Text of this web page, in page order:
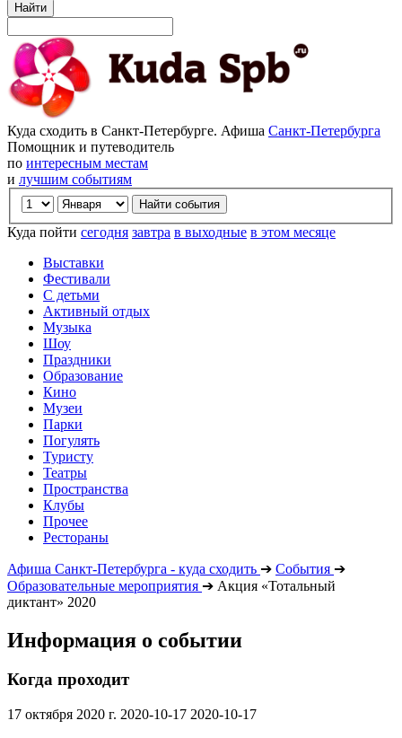
Найти
Куда сходить в Санкт-Петербурге. Афиша Санкт-Петербурга
Помощник и путеводитель
по интересным местам
и лучшим событиям
Куда пойти сегодня завтра в выходные в этом месяце
Выставки
Фестивали
С детьми
Активный отдых
Музыка
Шоу
Праздники
Образование
Кино
Музеи
Парки
Погулять
Туристу
Театры
Пространства
Клубы
Прочее
Рестораны
Афиша Санкт-Петербурга - куда сходить ➔ События ➔
Образовательные мероприятия ➔ Акция «Тотальный
диктант» 2020
Информация о событии
Когда проходит
17 октября 2020 г. 2020-10-17 2020-10-17